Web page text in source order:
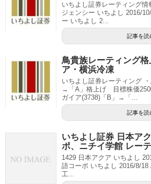
いちよし証券レーティング情
ジェンシー いちよし 2016/
ー いちよし 2...
記事を読
鳥貴族レーティング
ア・横浜冷凍
いちよし証券レーティング ・
→「A」格上げ 目標株価
ガイア(3738)「B」→「...
記事を読
いちよし証券 日本ア
ポ、ニチイ学館 レー
1429 日本アクア いちよし
語コーポ いちよし 2016/8/18
工...